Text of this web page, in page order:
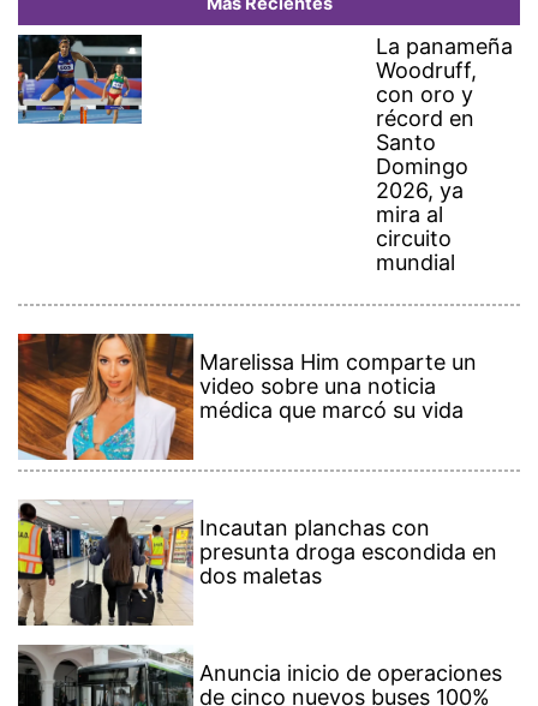
La panameña
Woodruff,
con oro y
récord en
Santo
Domingo
2026, ya
mira al
circuito
mundial
video sobre una noticia
médica que marcó su vida
presunta droga escondida en
dos maletas
de cinco nuevos buses 100%
eléctricos en el Casco Antiguo